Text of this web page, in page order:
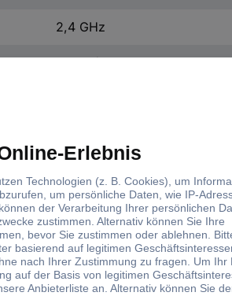
2,4 GHz
60 km/h
RtR
Elektro
276 mm